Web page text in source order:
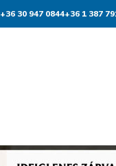
+36 30 947 0844+36 1 387